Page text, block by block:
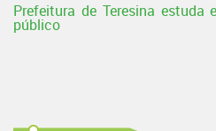
Prefeitura de Teresina
público